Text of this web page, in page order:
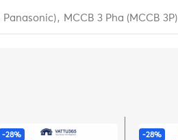
Panasonic), MCCB 3 Pha (MCCB 3P)
-28%
-28%